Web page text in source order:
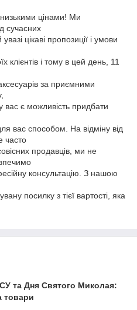
низькими цінами! Ми
сучасних
цікаві пропозиції і умови
клієнтів і тому в цей день, 11
за приємними
є можливість придбати
вас способом. На відміну від
часто
продавців, ми не
консультацію. З нашою
посилку з тієї вартості, яка
та Дня Святого Миколая:
товари